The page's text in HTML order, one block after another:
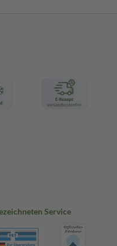
Service